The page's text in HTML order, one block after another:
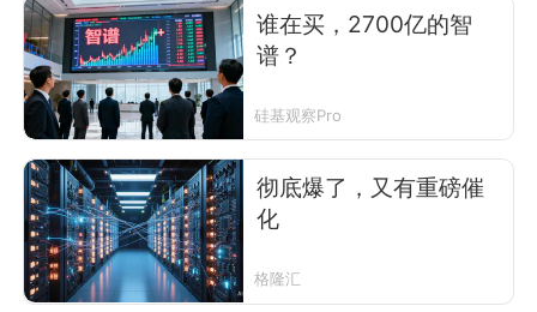
谁在买，2700亿的智
谱？
硅基观察Pro
彻底爆了，又有重磅催
化
格隆汇